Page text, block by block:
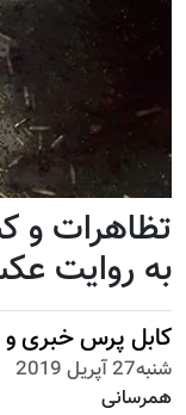
تظاهرات و
به روایت
کابل پرس خبری و
شنبه27 آپریل 2019
همرسانی